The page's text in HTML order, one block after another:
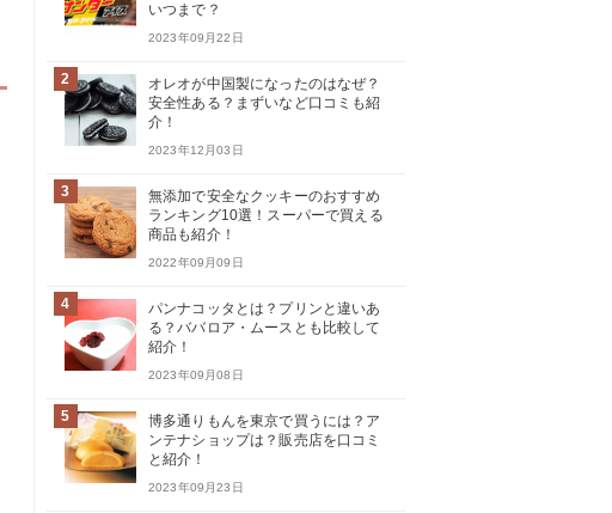
いつまで？
2023年09月22日
2
オレオが中国製になったのはなぜ？
安全性ある？まずいなど口コミも紹
介！
2023年12月03日
3
無添加で安全なクッキーのおすすめ
ランキング10選！スーパーで買える
商品も紹介！
2022年09月09日
4
パンナコッタとは？プリンと違いあ
る？ババロア・ムースとも比較して
紹介！
2023年09月08日
5
博多通りもんを東京で買うには？ア
ンテナショップは？販売店を口コミ
と紹介！
2023年09月23日